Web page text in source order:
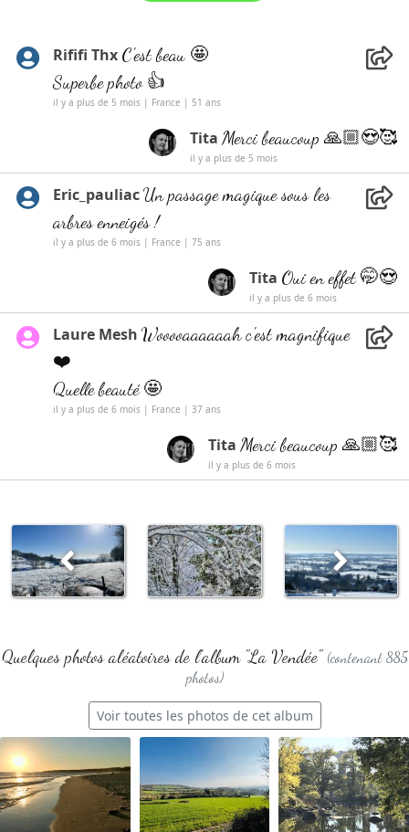
Rififi Thx C'est beau 🤩
Superbe photo 👍
il y a plus de 5 mois | France | 51 ans
Tita Merci beaucoup 🙏🏼😍🥰
il y a plus de 5 mois
Eric_pauliacUn passage magique sous les
arbres enneigés !
il y a plus de 6 mois | France | 75 ans
Tita Oui en effet 🤭😍
il y a plus de 6 mois
Laure Mesh Wooooaaaaaah c'est magnifique
❤️
Quelle beauté 🤩
il y a plus de 6 mois | France | 37 ans
Tita Merci beaucoup 🙏🏼🥰
il y a plus de 6 mois
Quelques photos aléatoires de l'album "La Vendée" (contenant 885
photos)
Voir toutes les photos de cet album